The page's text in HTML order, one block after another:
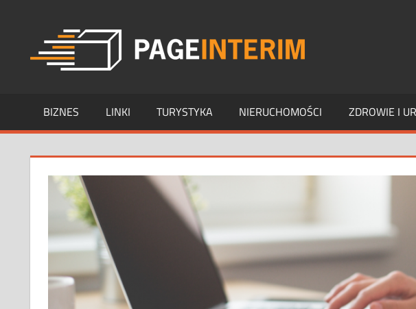
content
BIZNES LINKI TURYSTYKA NIERUCHOMOŚCI ZDROWIE I